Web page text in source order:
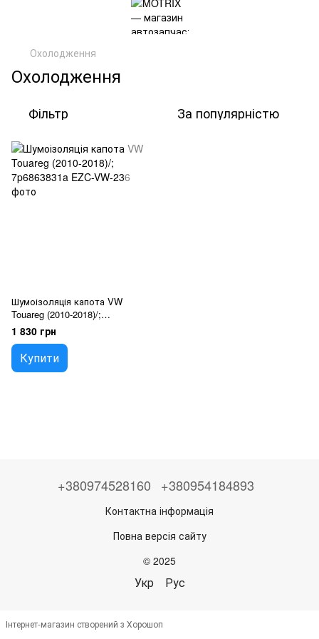
Охолодження
Охолодження
Фільтр За популярністю
Шумоізоляція капота VW
Touareg (2010-2018)/;
7p6863831a
1 830 грн
Купити
+380974528160 +380954184893
Контактна інформація
Повна версія сайту
© 2025
Укр Рус
Інтернет-магазин створений з Хорошоп